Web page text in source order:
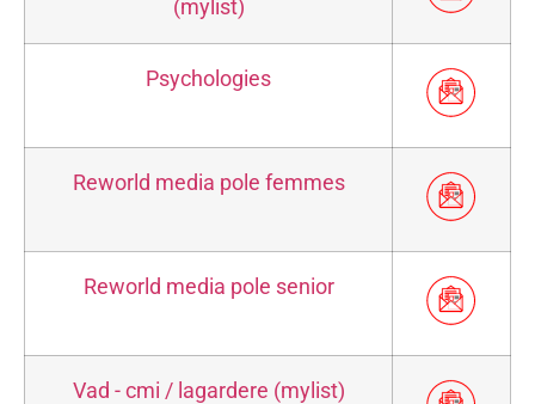
(mylist)
Psychologies
Reworld media pole femmes
Reworld media pole senior
Vad - cmi / lagardere (mylist)